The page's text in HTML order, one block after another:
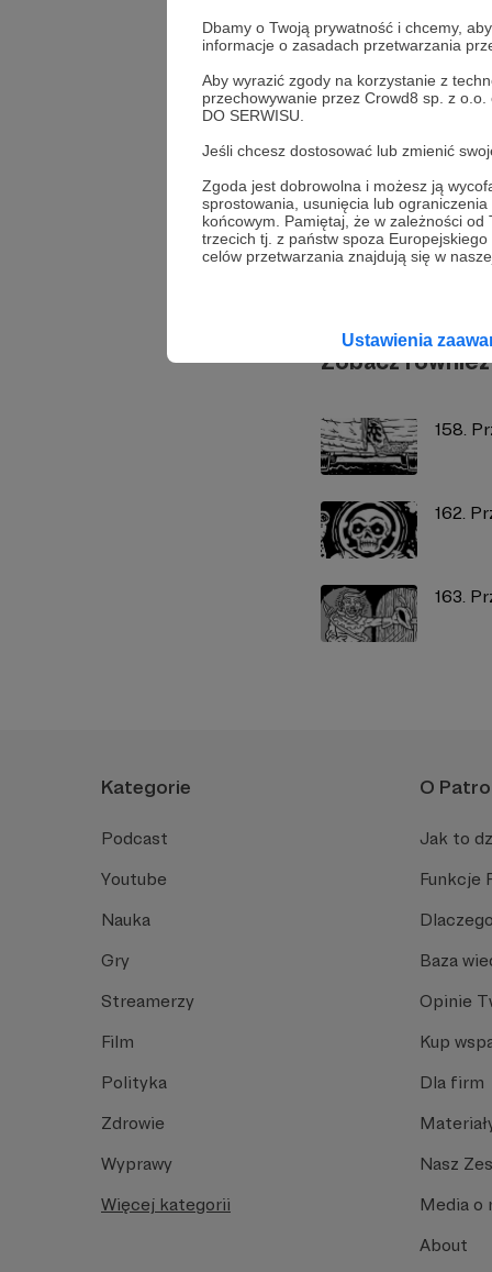
Dbamy o Twoją prywatność i chcemy,
informacje o zasadach przetwarzania
Aby wyrazić zgody na korzystanie z
przechowywanie przez Crowd8 sp. z
DO SERWISU.
Jeśli chcesz dostosować lub zmienić
Zgoda jest dobrowolna i możesz ją
sprostowania, usunięcia lub
końcowym. Pamiętaj, że w zależności
trzecich tj. z państw spoza
celów przetwarzania znajdują się w
Ustawienia
żółwie ninja teenage
Udostępnij
Łukasz
Zobacz również
158.
162.
163.
Kategorie
Podcast
Youtube
Nauka
Gry
Streamerzy
Film
Polityka
Zdrowie
Wyprawy
Więcej kategorii
O
Jak to
Funkcje
Baza
Opinie
Kup
Dla firm
Nasz
Media o
About